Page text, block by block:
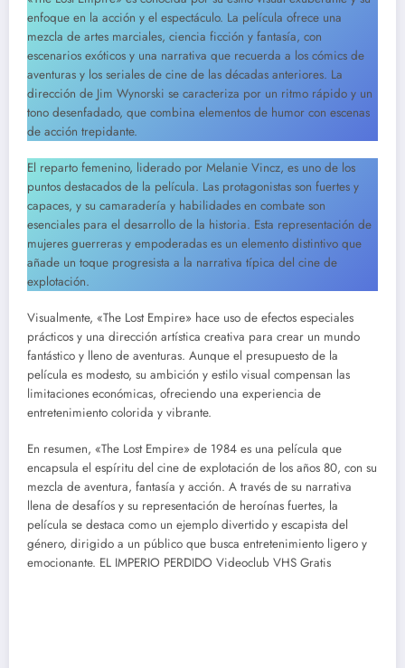
enfoque en la acción y el espectáculo. La película ofrece una
mezcla de artes marciales, ciencia ficción y fantasía, con
escenarios exóticos y una narrativa que recuerda a los cómics de
aventuras y los seriales de cine de las décadas anteriores. La
dirección de Jim Wynorski se caracteriza por un ritmo rápido y un
tono desenfadado, que combina elementos de humor con escenas
de acción trepidante.
El reparto femenino, liderado por Melanie Vincz, es uno de los
puntos destacados de la película. Las protagonistas son fuertes y
capaces, y su camaradería y habilidades en combate son
esenciales para el desarrollo de la historia. Esta representación de
mujeres guerreras y empoderadas es un elemento distintivo que
añade un toque progresista a la narrativa típica del cine de
explotación.
Visualmente, «The Lost Empire» hace uso de efectos especiales
prácticos y una dirección artística creativa para crear un mundo
fantástico y lleno de aventuras. Aunque el presupuesto de la
película es modesto, su ambición y estilo visual compensan las
limitaciones económicas, ofreciendo una experiencia de
entretenimiento colorida y vibrante.
En resumen, «The Lost Empire» de 1984 es una película que
encapsula el espíritu del cine de explotación de los años 80, con su
mezcla de aventura, fantasía y acción. A través de su narrativa
llena de desafíos y su representación de heroínas fuertes, la
película se destaca como un ejemplo divertido y escapista del
género, dirigido a un público que busca entretenimiento ligero y
emocionante. EL IMPERIO PERDIDO Videoclub VHS Gratis